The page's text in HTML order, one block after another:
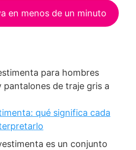
en menos de un minuto
qué significa cada
es un conjunto